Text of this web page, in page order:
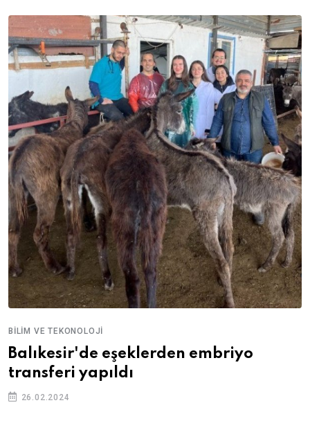
BILIM VE TEKONOLOJI
Balıkesir'de eşeklerden embriyo
transferi yapıldı
26.02.2024